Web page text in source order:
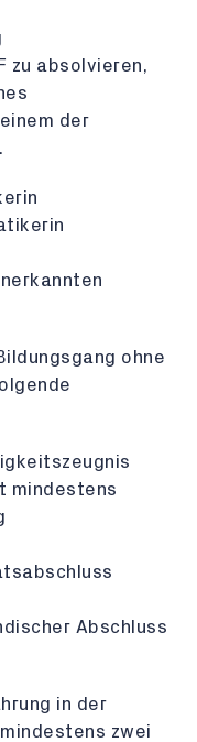
zu absolvieren,
der
ohne
mindestens
Abschluss
in der
zwei